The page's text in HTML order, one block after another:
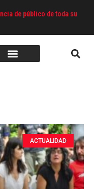
de público de toda su
ACTUALIDAD